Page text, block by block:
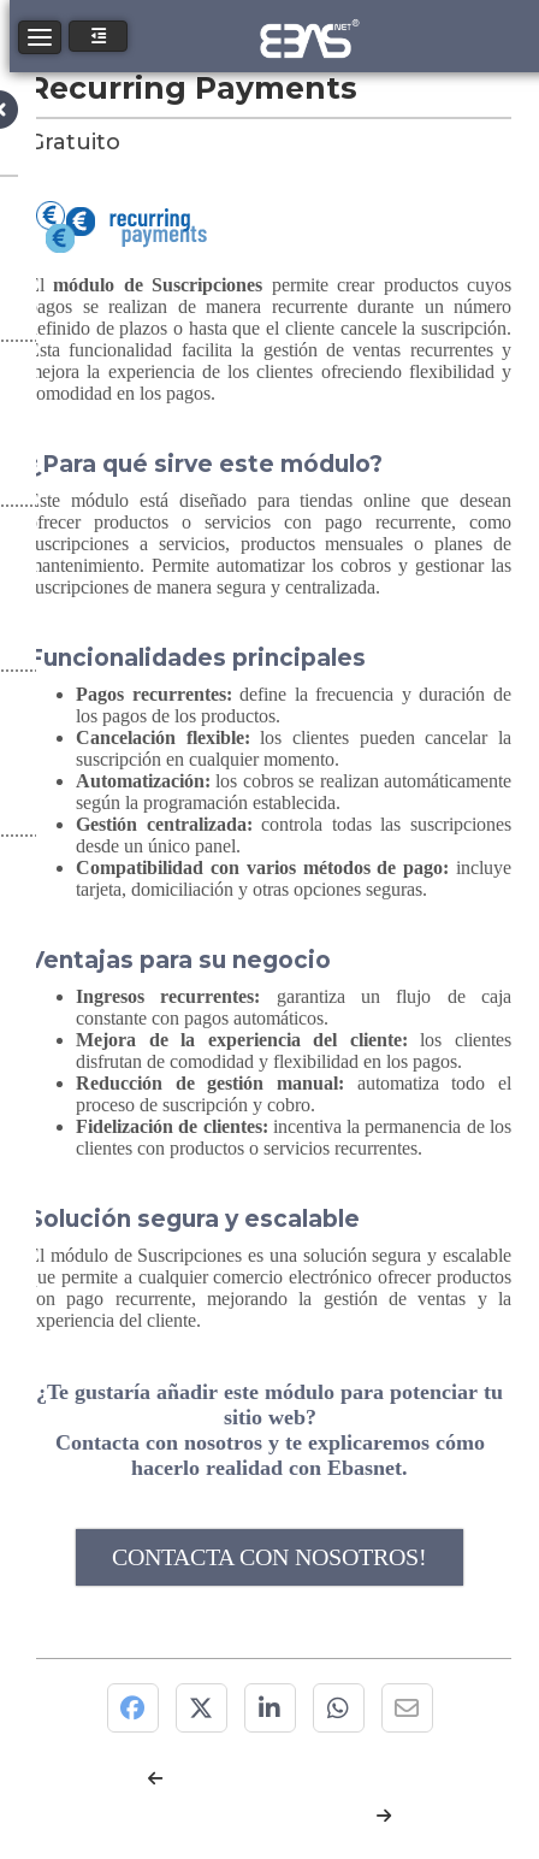
Toggle navigation
Recurring Payments
Gratuito
Elmódulo de Suscripciones permite crear productos cuyos
pagos se realizan de manera recurrente durante un número
definido de plazos o hasta que el cliente cancele la suscripción.
Esta funcionalidad facilita la gestión de ventas recurrentes y
mejora la experiencia de los clientes ofreciendo flexibilidad y
comodidad en los pagos.
¿Para qué sirve este módulo?
Este módulo está diseñado para tiendas online que desean
ofrecer productos o servicios con pago recurrente, como
suscripciones a servicios, productos mensuales o planes de
mantenimiento. Permite automatizar los cobros y gestionar las
suscripciones de manera segura y centralizada.
Funcionalidades principales
Pagos recurrentes: define la frecuencia y duración de
los pagos de los productos.
Cancelación flexible: los clientes pueden cancelar la
suscripción en cualquier momento.
Automatización: los cobros se realizan automáticamente
según la programación establecida.
Gestión centralizada: controla todas las suscripciones
desde un único panel.
Compatibilidad con varios métodos de pago: incluye
tarjeta, domiciliación y otras opciones seguras.
Ventajas para su negocio
Ingresos recurrentes: garantiza un flujo de caja
constante con pagos automáticos.
Mejora de la experiencia del cliente: los clientes
disfrutan de comodidad y flexibilidad en los pagos.
Reducción de gestión manual: automatiza todo el
proceso de suscripción y cobro.
Fidelización de clientes: incentiva la permanencia de los
clientes con productos o servicios recurrentes.
Solución segura y escalable
El módulo de Suscripciones es una solución segura y escalable
que permite a cualquier comercio electrónico ofrecer productos
con pago recurrente, mejorando la gestión de ventas y la
experiencia del cliente.
¿Te gustaría añadir este módulo para potenciar tu
sitio web?
Contacta con nosotros y te explicaremos cómo
hacerlo realidad con Ebasnet.
CONTACTA CON NOSOTROS!